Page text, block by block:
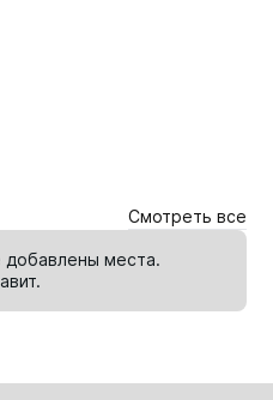
Смотреть все
добавлены места.
.